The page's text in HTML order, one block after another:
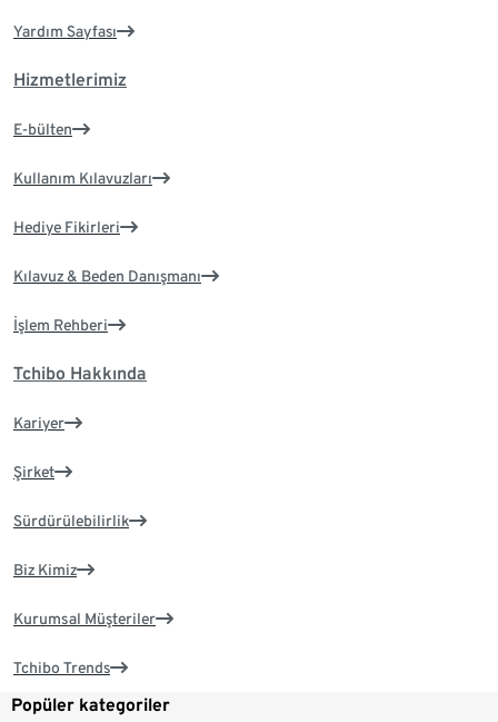
Yardım Sayfası
Hizmetlerimiz
E-bülten
Kullanım Kılavuzları
Hediye Fikirleri
Kılavuz & Beden Danışmanı
İşlem Rehberi
Tchibo Hakkında
Kariyer
Şirket
Sürdürülebilirlik
Biz Kimiz
Kurumsal Müşteriler
Tchibo Trends
Popüler kategoriler